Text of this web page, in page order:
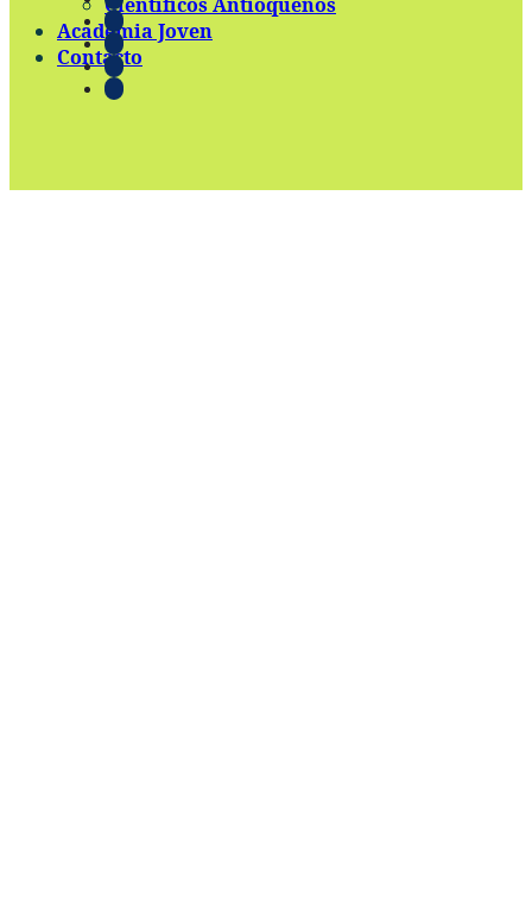
Academia Joven
Contacto